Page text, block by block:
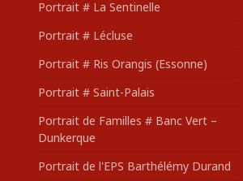
Portrait # La Sentinelle
Portrait # Lécluse
Portrait # Ris Orangis (Essonne)
Portrait # Saint-Palais
Portrait de Familles # Banc Vert –
Dunkerque
Portrait de l'EPS Barthélémy Durand